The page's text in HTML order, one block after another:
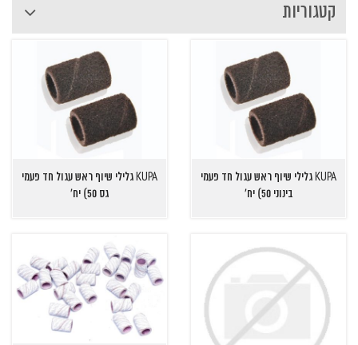
קטגוריות
KUPA גלילי שיוף ראש עגול חד פעמי
בינוני 50) יח'
KUPA גלילי שיוף ראש עגול חד פעמי
גס 50) יח'